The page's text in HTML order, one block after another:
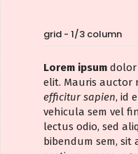
grid - 1/3 column
Lorem ipsum dolor
elit. Mauris auctor
efficitur sapien, id
vehicula sem vel
lectus odio, sed
bibendum sem, sit